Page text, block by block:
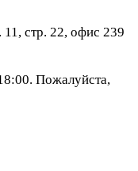
стр. 22, офис 239
Пожалуйста,